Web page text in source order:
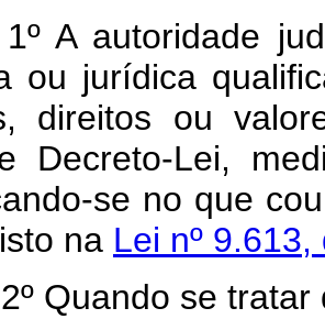
A autoridade
ou jurídica
direitos ou
Decreto-Lei,
se no que
na Lei nº
Quando se tratar